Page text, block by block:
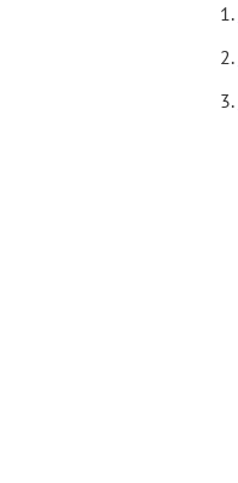
1.
2.
3.